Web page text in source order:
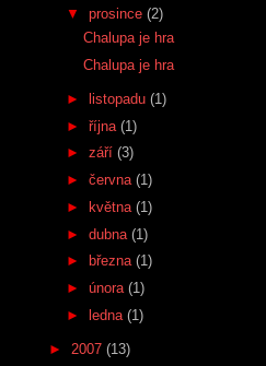
▼ prosince (2)
Chalupa je hra
Chalupa je hra
► listopadu (1)
► října (1)
► září (3)
► června (1)
►
května (1)
► dubna (1)
►
března (1)
► února (1)
►
ledna (1)
► 2007 (13)